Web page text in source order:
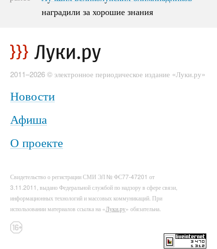
наградили за хорошие знания
наградили за хорошие знания
2011–2026 © электронное периодическое издание «Луки.ру»
Новости
Афиша
О проекте
Свидетельство о регистрации СМИ ЭЛ № ФС77-47201 от
3.11.2011, выдано Федеральной службой по надзору в сфере связи,
информационных технологий и массовых коммуникаций. При
использовании материалов ссылка на «Луки.ру» обязательна.